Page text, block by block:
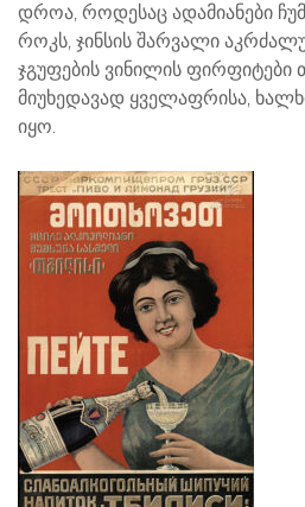
დროა, როდესაც ადამიანები
როკს, ჯინსის შარვალი
ჯგუფების ვინილის ფირფიტები
მიუხედავად ყველაფრისა,
იყო.